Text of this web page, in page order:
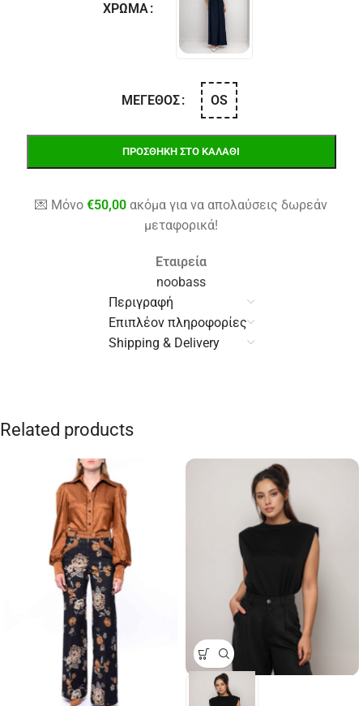
ΧΡΏΜΑ
ΜΈΓΕΘΟΣ OS
ΠΡΟΣΘΉΚΗ ΣΤΟ ΚΑΛΆΘΙ
💌 Μόνο€50,00 ακόμα για να απολαύσεις δωρεάν
μεταφορικά!
Εταιρεία
noobass
Περιγραφή
Επιπλέον πληροφορίες
Shipping & Delivery
Related products